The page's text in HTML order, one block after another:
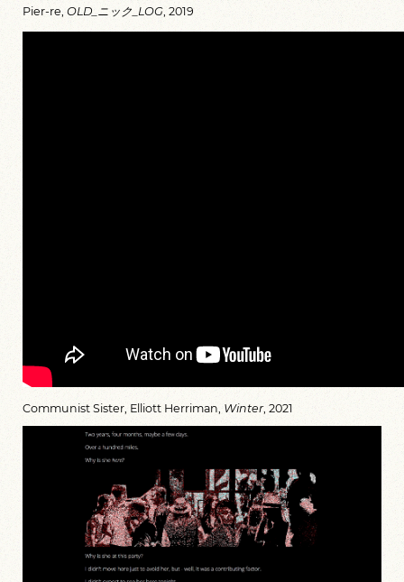
Pier-re,OLD_ニック_LOG, 2019
Communist Sister, Elliott Herriman, Winter, 2021